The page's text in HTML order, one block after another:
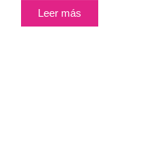
Leer más